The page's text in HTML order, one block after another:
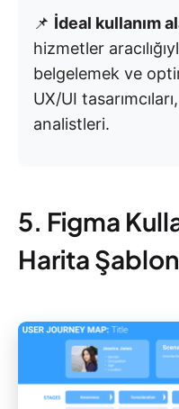
📌 İdeal kullanım
hizmetler
belgelemek ve
UX/UI
analistleri.
5. Figma
Harita